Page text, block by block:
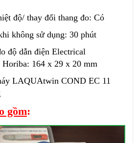
độ/ thay đổi thang đo: Có
không sử dụng: 30 phút
độ dẫn điện Electrical
164 x 29 x 20 mm
LAQUAtwin COND EC 11
gồm: